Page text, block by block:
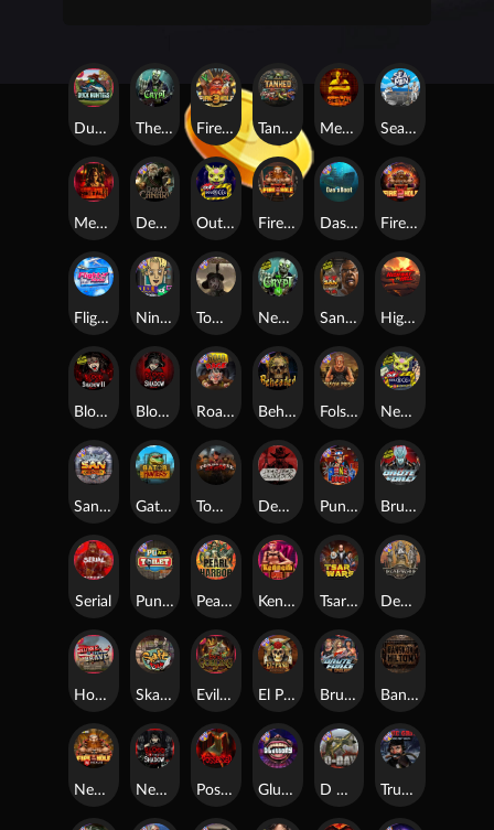
Nexus Blood & Shadow
Seamen
Duck Hunters Fire in the Hole 3
Dead, Dead, or Deader
Nexus Fire In The Hole xBomb
Highway to Hell
Tsar Wars
Brute Force
Home of the Brave
Mental 2
Tombstone Slaughter
San Quentin 2: Death Row
Blood & Shadow
Blood & Shadow 2
Mental
Skate or Die
The Crypt
Outsourced
Punk Rocker 2
Deadwood R.I.P
Beheaded
Bangkok Hilton
Brute Force: Alien Onslaught
Nexus Outsourced
Nexus The Crypt
Gator Hunters
Kenneth Must Die
Tombstone RIP
Fire in the Hole 2
Tanked
Fire In The Hole xBomb
Folsom Prison
Das xBoot
Road Rage
Nine To Five
El Pasa Gunfight xNudge
Flight Mode
Evil Goblins xBomb
San Quentin xWays
Gluttony
Serial Punk Toilet
Possessed
Pearl Harbor
Dead Canary
True Grit Redemption
D Day